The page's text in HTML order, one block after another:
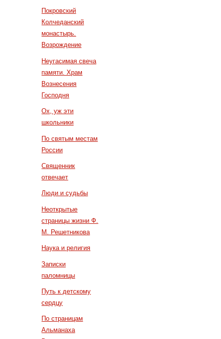
Покровский
Колчеданский
монастырь.
Возрождение
Неугасимая свеча
памяти. Храм
Вознесения
Господня
Ох, уж эти
школьники
По святым местам
России
Священник
отвечает
Люди и судьбы
Неоткрытые
страницы жизни Ф.
М. Решетникова
Наука и религия
Записки
паломницы
Путь к детскому
сердцу
По страницам
Альманаха